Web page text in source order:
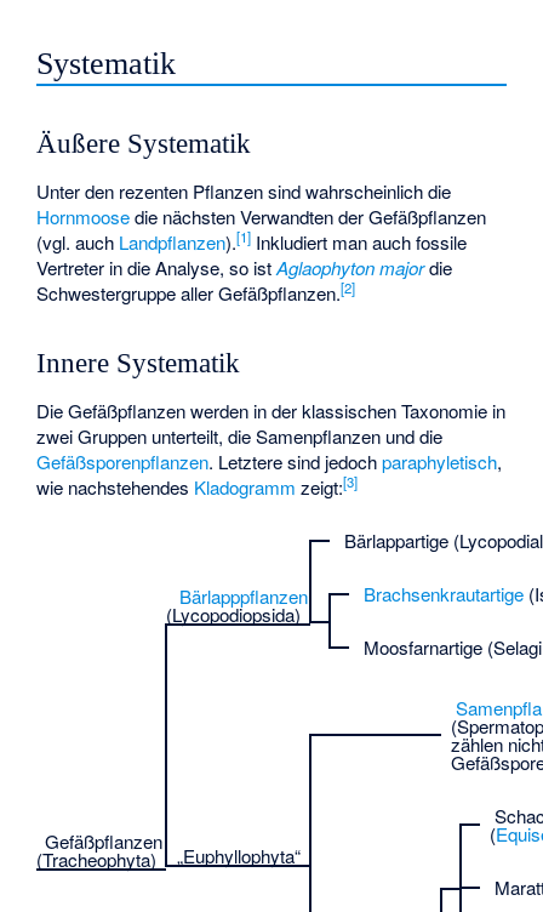
Systematik
Äußere Systematik
Unter den rezenten Pflanzen sind wahrscheinlich die
Hornmoosedie nächsten Verwandten der Gefäßpflanzen
(vgl. auch Landpflanzen).[1] Inkludiert man auch fossile
Vertreter in die Analyse, so istAglaophyton majordie
Schwestergruppe aller Gefäßpflanzen.[2]
Innere Systematik
Die Gefäßpflanzen werden in der klassischen Taxonomie in
zwei Gruppen unterteilt, die Samenpflanzen und die
Gefäßsporenpflanzen. Letztere sind jedochparaphyletisch,
wie nachstehendes Kladogramm zeigt:[3]
Gefäßpflanzen
(Tracheophyta)
Bärlapppflanzen
(Lycopodiopsida)
Bärlappartige
Brachsenkrautartige
Moosfarnartige
„Euphyllophyta“
zählen
(